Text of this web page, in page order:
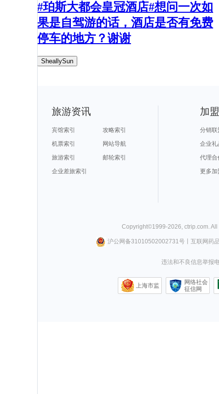
#珀斯大都会皇冠酒店#想问一次如
果是自驾游的话，酒店是否有免费
停车的地方？谢谢
SheallySun
旅游资讯
宾馆索引
攻略索引
机票索引
网站导航
旅游索引
邮轮索引
企业差旅索引
加
分销联
企业礼
代理合
更多加
Copyright©1999-2026, ctrip.com.
沪公网备31010502002731号丨 互联网药
违法和不良信息举报
上海市监
网络社会
征信网